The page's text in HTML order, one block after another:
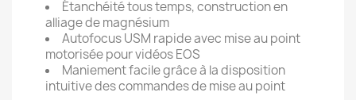
Étanchéité tous temps, construction en
alliage de magnésium
Autofocus USM rapide avec mise au point
motorisée pour vidéos EOS
Maniement facile grâce à la disposition
intuitive des commandes de mise au point